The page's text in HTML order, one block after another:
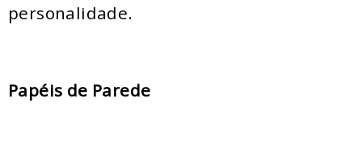
personalidade.
Papéis de Parede